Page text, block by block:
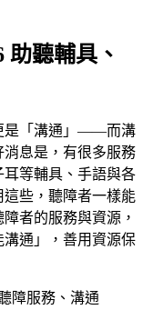
助聽輔具、
是「溝通」——而溝
息是，有很多服務
等輔具、手語與各
些，聽障者一樣能
者的服務與資源，
通」，善用資源保
障服務、溝通